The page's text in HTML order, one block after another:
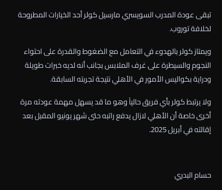
تبقى عودة المدرب السويسري مارسيل كولر أحد الخيارات المطروحة
لخلافة توروب.
ويمتاز كولر بالهدوء في التعامل مع الضغوط والقدرة على احتواء
النجوم والسيطرة على غرف الملابس بجانب أنه لديه خبرات طويلة
ودراية بكواليس الأمور في الأهلي نتيجة تجربته السابقة.
ولا يرتبط كولر بأي فريق حالياً وهو ما قد يسهل مهمة عودته مرة
أخرى خاصة أن الأهلي لازال يدفع راتبه حتى شهر يونيو المقبل بعد
إقالته في أبريل 2025.
حسام البدري